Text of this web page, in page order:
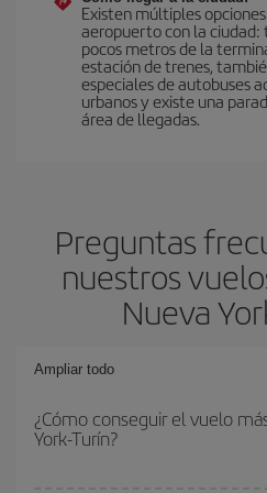
Existen múltiples
aeropuerto con la ciudad:
pocos metros de la
estación de trenes,
especiales de autobuses
urbanos y existe una
área de llegadas.
Preguntas
nuestros
Nueva
Ampliar todo
¿Cómo conseguir el vuelo
York-Turín?